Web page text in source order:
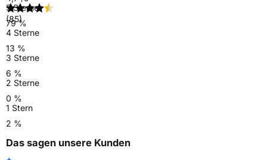
(85)
5 Sterne
79 %
4 Sterne
13 %
3 Sterne
6 %
2 Sterne
0 %
1 Stern
2 %
Das sagen unsere Kunden